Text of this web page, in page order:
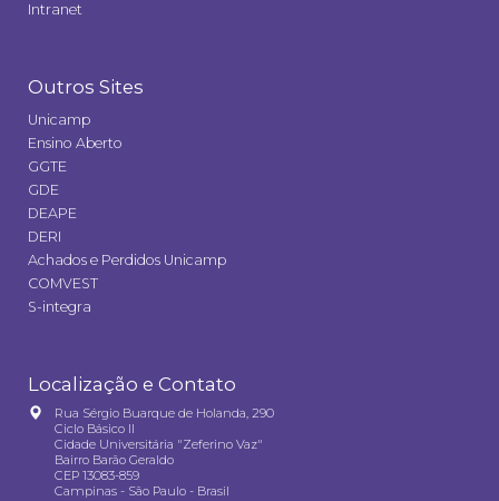
Intranet
Outros Sites
Unicamp
Ensino Aberto
GGTE
GDE
DEAPE
DERI
Achados e Perdidos Unicamp
COMVEST
S-integra
Localização e Contato
Rua Sérgio Buarque de Holanda, 290
Ciclo Básico II
Cidade Universitária "Zeferino Vaz"
Bairro Barão Geraldo
CEP 13083-859
Campinas - São Paulo - Brasil